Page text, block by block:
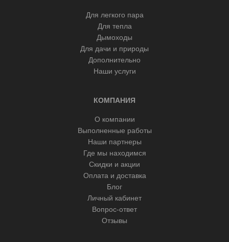
Для легкого пара
Для тепла
Дымоходы
Для дачи и природы
Дополнительно
Наши услуги
КОМПАНИЯ
О компании
Выполненные работы
Наши партнеры
Где мы находимся
Скидки и акции
Оплата и доставка
Блог
Личный кабинет
Вопрос-ответ
Отзывы